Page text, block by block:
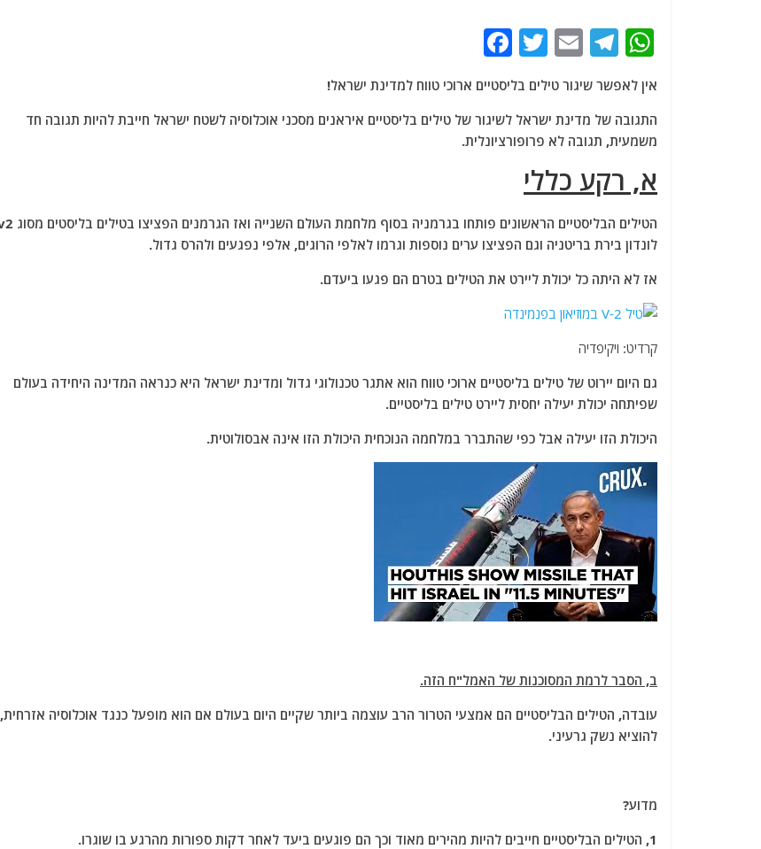
W
at
s
A
p
p
T
e
g
ra
m
E
m
ai
l
T
w
itt
er
c
e
b
o
k
אין לאפשר שיגור טילים בליסטיים ארוכי טווח למדינת ישראל!
התגובה של מדינת ישראל לשיגור של טילים בליסטיים איראנים מסכני אוכלוסיה לשטח ישראל חייבת להיות תגובה חד
משמעית, תגובה לא פרופורציונלית.
א, רקע כללי
לונדון בירת בריטניה וגם הפציצו ערים נוספות וגרמו לאלפי הרוגים, אלפי נפגעים ולהרס גדול.
אז לא היתה כל יכולת ליירט את הטילים בטרם הם פגעו ביעדם.
קרדיט: ויקיפדיה
גם היום יירוט של טילים בליסטיים ארוכי טווח הוא אתגר טכנולוגי גדול ומדינת ישראל היא כנראה המדינה היחידה בעולם
שפיתחה יכולת יעילה יחסית ליירט טילים בליסטיים.
היכולת הזו יעילה אבל כפי שהתברר במלחמה הנוכחית היכולת הזו אינה אבסולוטית.
ב, הסבר לרמת המסוכנות של האמל"ח הזה.
עובדה, הטילים הבליסטיים הם אמצעי הטרור הרב עוצמה ביותר שקיים היום בעולם אם הוא מופעל כנגד אוכלוסיה אזרחית,
להוציא נשק גרעיני.
מדוע?
1, הטילים הבליסטיים חייבים להיות מהירים מאוד וכך הם פוגעים ביעד לאחר דקות ספורות מהרגע בו שוגרו.